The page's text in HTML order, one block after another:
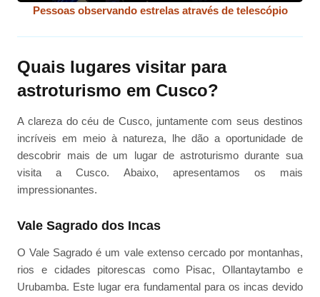
Pessoas observando estrelas através de telescópio
Quais lugares visitar para
astroturismo em Cusco?
A clareza do céu de Cusco, juntamente com seus destinos
incríveis em meio à natureza, lhe dão a oportunidade de
descobrir mais de um lugar de astroturismo durante sua
visita a Cusco. Abaixo, apresentamos os mais
impressionantes.
Vale Sagrado dos Incas
O Vale Sagrado é um vale extenso cercado por montanhas,
rios e cidades pitorescas como Pisac, Ollantaytambo e
Urubamba. Este lugar era fundamental para os incas devido